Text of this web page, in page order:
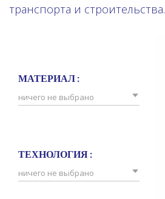
транспорта и строительства.
МАТЕРИАЛ :
ничего не выбрано
ТЕХНОЛОГИЯ :
ничего не выбрано